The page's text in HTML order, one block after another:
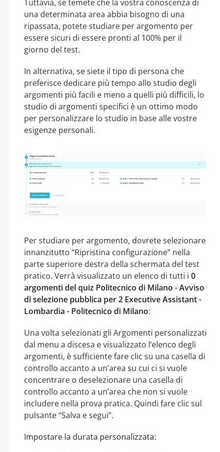
Tuttavia, se temete che la vostra conoscenza di
una determinata area abbia bisogno di una
ripassata, potete studiare per argomento per
essere sicuri di essere pronti al 100% per il
giorno del test.
In alternativa, se siete il tipo di persona che
preferisce dedicare più tempo allo studio degli
argomenti più facili e meno a quelli più difficili, lo
studio di argomenti specifici è un ottimo modo
per personalizzare lo studio in base alle vostre
esigenze personali.
Per studiare per argomento, dovrete selezionare
innanzitutto “Ripristina configurazione” nella
parte superiore destra della schermata del test
pratico. Verrà visualizzato un elenco di tutti i 0
argomenti del quiz Politecnico di Milano - Avviso
di selezione pubblica per 2 Executive Assistant -
Lombardia - Politecnico di Milano:
Una volta selezionati gli Argomenti personalizzati
dal menu a discesa e visualizzato l’elenco degli
argomenti, è sufficiente fare clic su una casella di
controllo accanto a un’area su cui ci si vuole
concentrare o deselezionare una casella di
controllo accanto a un’area che non si vuole
includere nella prova pratica. Quindi fare clic sul
pulsante “Salva e segui”.
Impostare la durata personalizzata: